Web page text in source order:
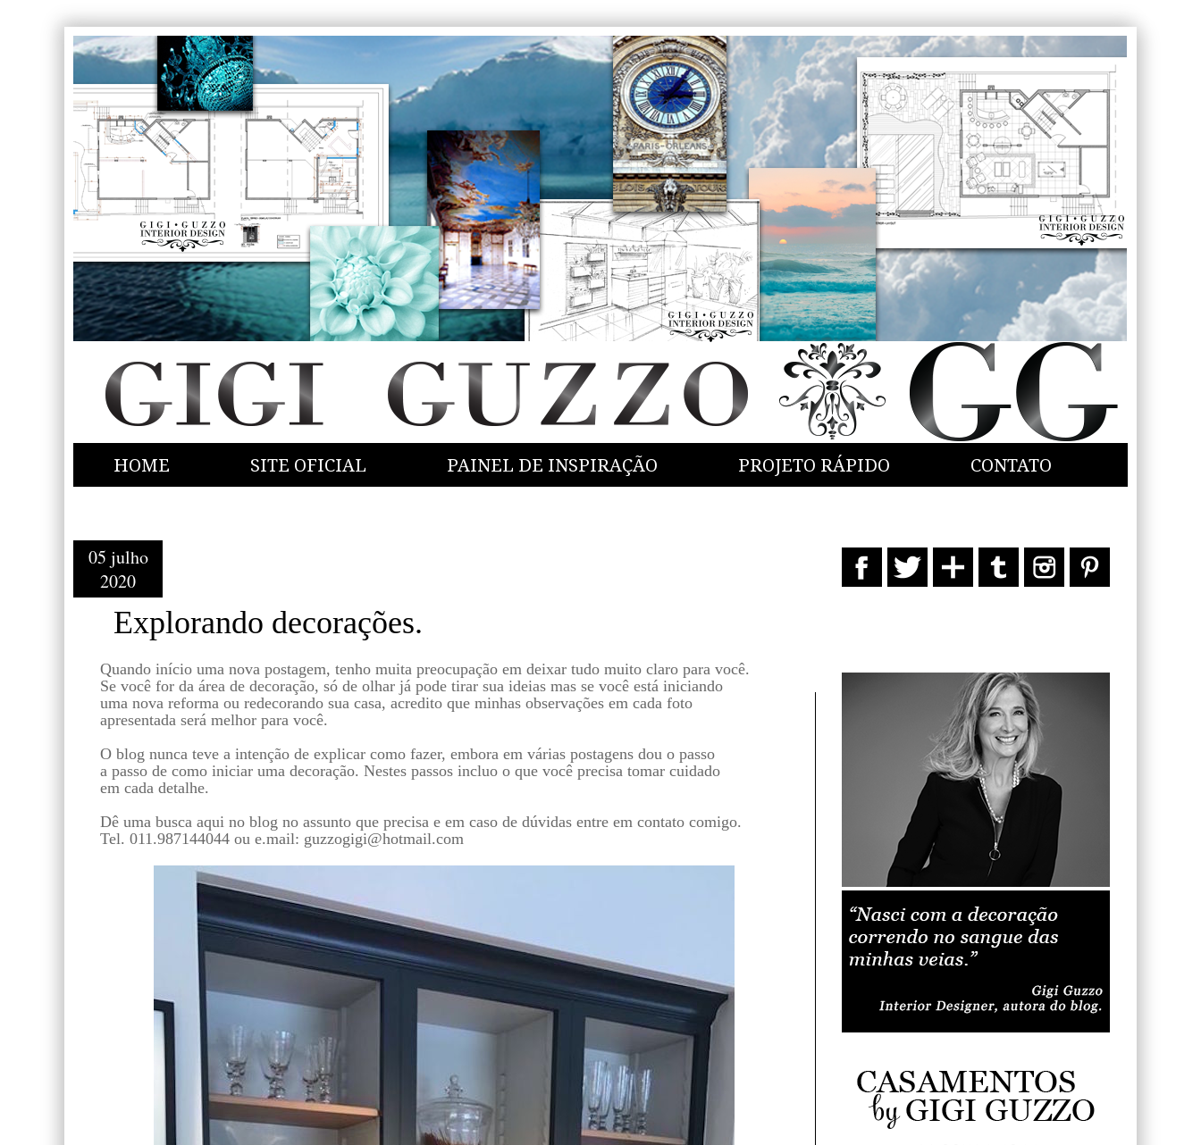
HOME SITE OFICIAL PAINEL DE INSPIRAÇÃO PROJETO RÁPIDO CONTATO
05 julho
2020
Explorando decorações.
Quando início uma nova postagem, tenho muita preocupação em deixar tudo muito claro para você.
Se você for da área de decoração, só de olhar já pode tirar sua ideias mas se você está iniciando
uma nova reforma ou redecorando sua casa, acredito que minhas observações em cada foto
apresentada será melhor para você.
O blog nunca teve a intenção de explicar como fazer, embora em várias postagens dou o passo
a passo de como iniciar uma decoração. Nestes passos incluo o que você precisa tomar cuidado
em cada detalhe.
Dê uma busca aqui no blog no assunto que precisa e em caso de dúvidas entre em contato comigo.
Tel. 011.987144044 ou e.mail: guzzogigi@hotmail.com